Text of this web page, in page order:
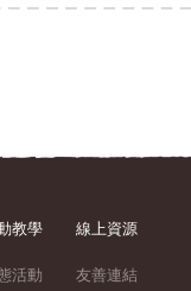
教學
活動
線上資源
友善連結